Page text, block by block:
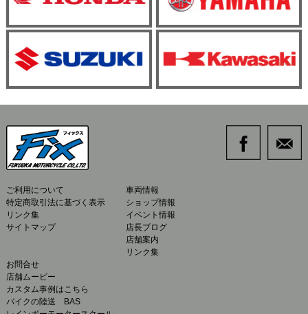
ご利用について
特定商取引法に基づく表示
リンク集
サイトマップ
車両情報
ショップ情報
イベント情報
店長ブログ
店舗案内
リンク集
お問合せ
店舗ムービー
カスタム事例はこちら
バイクの陸送 BAS